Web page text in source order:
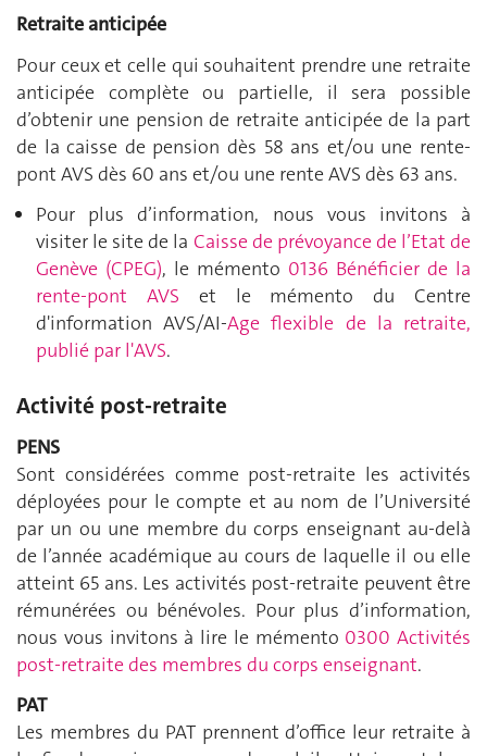
Retraite anticipée
Pour ceux et celle qui souhaitent prendre une retraite
anticipée complète ou partielle, il sera possible
d’obtenir une pension de retraite anticipée de la part
de la caisse de pension dès 58 ans et/ou une rente-
pont AVS dès 60 ans et/ou une rente AVS dès 63 ans.
Pour plus d’information, nous vous invitons à
visiter le site de la Caisse de prévoyance de l’Etat de
Genève (CPEG), le mémento 0136 Bénéficier de la
rente-pont AVS et le mémento du Centre
d'information AVS/AI-Age flexible de la retraite,
publié par l'AVS.
Activité post-retraite
PENS
Sont considérées comme post-retraite les activités
déployées pour le compte et au nom de l’Université
par un ou une membre du corps enseignant au-delà
de l’année académique au cours de laquelle il ou elle
atteint 65 ans. Les activités post-retraite peuvent être
rémunérées ou bénévoles. Pour plus d’information,
nous vous invitons à lire le mémento 0300 Activités
post-retraite des membres du corps enseignant.
PAT
Les membres du PAT prennent d’office leur retraite à